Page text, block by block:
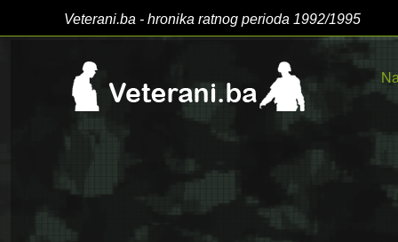
Veterani.ba - hronika ratnog perioda 1992/1995